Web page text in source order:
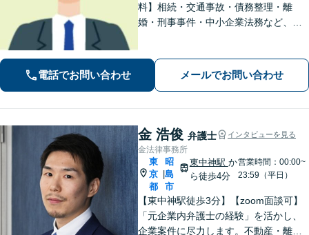
料】相続・交通事故・債務整理・離
婚・刑事事件・中小企業法務など、お
へと導きます【休日夜間対応】【上福
岡駅8分】【駐車場あり】
電話でお問い合わせ メールでお問い合わせ
金 浩俊 弁護士 インタビューを見る
金法律事務所
東
京
都
昭
島
市
東中神駅 か
ら徒歩4分
営業時間：00:00~
23:59（平日）
【東中神駅徒歩3分】【zoom面談可】
「元企業内弁護士の経験」を活かし、
企業案件に尽力します。不動産・離婚